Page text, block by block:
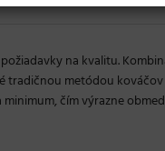
na kvalitu.
tradičnou metódou
čím výrazne